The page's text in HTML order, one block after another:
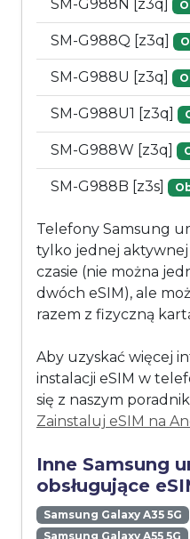
SM-G988N [z3q]
SM-G988Q [z3q]
SM-G988U [z3q]
SM-G988U1 [z3q]
SM-G988W [z3q]
SM-G988B [z3s]
Telefony Samsung
tylko jednej aktywnej
czasie (nie można
dwóch eSIM), ale
razem z fizyczną
Aby uzyskać więcej
instalacji eSIM w
się z naszym
Zainstaluj eSIM na
Inne Samsung
obsługujące
Samsung Galaxy A35 5G
Samsung Galaxy A55 5G